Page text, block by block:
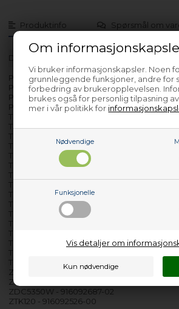
Om
Vi bruker informasjonskapsler. Noen
grunnleggende funksjoner, andre for
forbedring av brukeropplevelsen.
brukes også for personlig tilpasning
mer i vår politikk for
Nødvendige
Funksjonelle
Vis detaljer om
Produktinfo Spørsmål om
Data
PERLA - 916092561-02
PERLA - 916092561-03
PERLA - 916725618-00
PERLA - 916725618-01
TC7114 - 916092514-00
TC7224 - 916092605-00
TC7224 - 916092605-01
TC7224 - 916710607-00
TCE7114 - 916092550-01
TCE7114 - 916092550-02
TCE7114 - 916092550-03
TCE7114 - 916092550-04
TCE7114 - 916725619-00
TCE7224 - 916092651-01
TCE7224 - 916092651-02
TCE7224 - 916716629-00
TCE7245 - 916092652-01
TCE7245 - 916716630-00
TCE7276 - 916092653-01
TCE7276 - 916716808-00
ZDC5350W - 916092687-00
ZDC5350W - 916092687-01
ZDC5350W - 916092687-02
ZTK120 - 916092526-00